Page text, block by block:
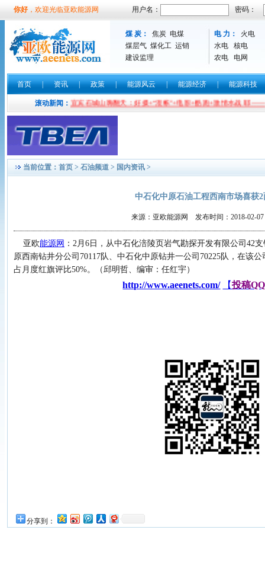
你好，欢迎光临亚欧能源网 用户名： 密码：
煤 炭： 焦炭 电煤
煤层气 煤化工 运销
建设监理
电 力：
火电
水电
核电
农电
电网
首页 | 资讯 | 政策 | 能源风云 | 能源经济 | 能源科技
滚动新闻：
四川宜宾石城山嗨翻天：好摄+“混帐”+电影+酷跑+激情水战 耶——
当前位置： 首页 > 石油频道 > 国内资讯 >
中石化中原石油工程西南市场喜获
来源：亚欧能源网 发布时间：2018-02-07
亚欧能源网 ： 2月6日，从中石化涪陵页岩气勘探开发有限公司42
原西南钻井分公司70117队、中石化中原钻井一公司70225队，在该
占月度红旗评比50%。（邱明哲、编审：任红宇）
能源网http://www.aeenets.com/ 【投稿
分享到：